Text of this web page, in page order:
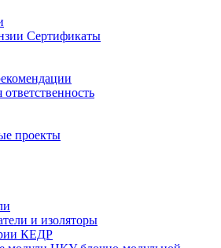
Сертификаты
проекты
и изоляторы
КЕДР